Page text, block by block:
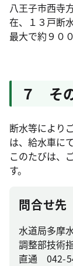
八王子市西寺
在、１３戸断水
最大で約９０
７ そ
断水等により
は、給水車に
このたびは、
す。
問合せ先
水道局多摩
調整部技術
直通 042-